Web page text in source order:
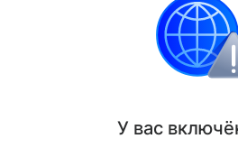
не прокусывают их оболочку.
У вас включ